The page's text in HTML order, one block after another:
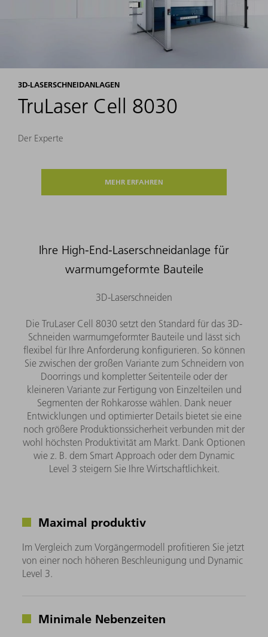
3D-LASERSCHNEIDANLAGEN
TruLaser Cell 8030
Der Experte
MEHR ERFAHREN
Ihre High-End-Laserschneidanlage für
warmumgeformte Bauteile
3D-Laserschneiden
Die TruLaser Cell 8030 setzt den Standard für das 3D-
Schneiden warmumgeformter Bauteile und lässt sich
flexibel für Ihre Anforderung konfigurieren. So können
Sie zwischen der großen Variante zum Schneidern von
Doorrings und kompletter Seitenteile oder der
kleineren Variante zur Fertigung von Einzelteilen und
Segmenten der Rohkarosse wählen. Dank neuer
Entwicklungen und optimierter Details bietet sie eine
noch größere Produktionssicherheit verbunden mit der
wohl höchsten Produktivität am Markt. Dank Optionen
wie z. B. dem Smart Approach oder dem Dynamic
Level 3 steigern Sie Ihre Wirtschaftlichkeit.
Maximal produktiv
Im Vergleich zum Vorgängermodell profitieren Sie jetzt
von einer noch höheren Beschleunigung und Dynamic
Level 3.
Minimale Nebenzeiten